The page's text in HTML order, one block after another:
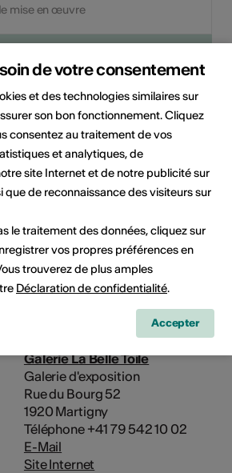
mise en œuvre
l'événement
PDF
Galerie la Belle Toile
Rue du Bourg 52
1920 Martigny- Bourg
Marie Azzalini-Hiroz
Galerie La Belle Toile
Galerie d'exposition
Rue du Bourg 52
1920 Martigny
Téléphone +41 79 542 10 02
E-Mail
Site Internet
de votre consentement
et des technologies similaires sur
son bon fonctionnement. Cliquez
consentez au traitement de vos
et analytiques, de
site Internet et de notre publicité sur
que de reconnaissance des visiteurs sur
le traitement des données, cliquez sur
vos propres préférences en
trouverez de plus amples
Déclaration de confidentialité.
Accepter